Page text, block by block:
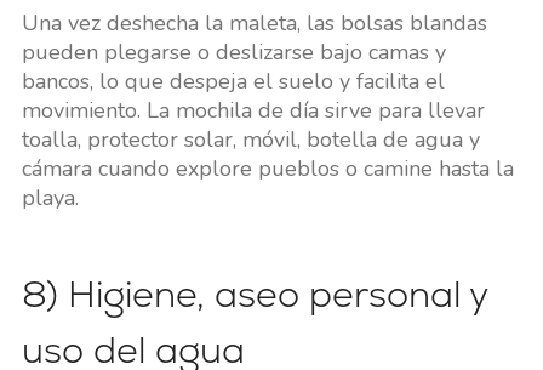
Una vez deshecha la maleta, las bolsas blandas
pueden plegarse o deslizarse bajo camas y
bancos, lo que despeja el suelo y facilita el
movimiento. La mochila de día sirve para llevar
toalla, protector solar, móvil, botella de agua y
cámara cuando explore pueblos o camine hasta la
playa.
8) Higiene, aseo personal y
uso del agua